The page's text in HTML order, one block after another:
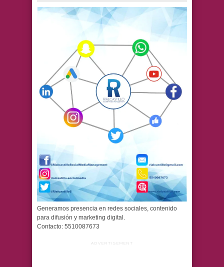
Generamos presencia en redes sociales, contenido
para difusión y marketing digital.
Contacto: 5510087673
ADVERTISEMENT